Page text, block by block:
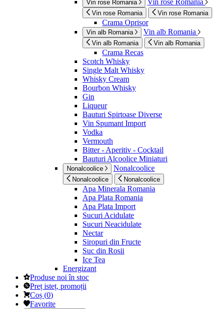
Vin rose Romania Vin rose Romania
Vin rose Romania Vin rose Romania
Crama Oprisor
Vin alb Romania Vin alb Romania
Vin alb Romania Vin alb Romania
Crama Recas
Scotch Whisky
Single Malt Whisky
Whisky Cream
Bourbon Whisky
Gin
Liqueur
Bauturi Spirtoase Diverse
Vin Spumant Import
Vodka
Vermouth
Bitter - Aperitiv - Cocktail
Bauturi Alcoolice Miniaturi
Nonalcoolice Nonalcoolice
Nonalcoolice Nonalcoolice
Apa Minerala Romania
Apa Plata Romania
Apa Plata Import
Sucuri Acidulate
Sucuri Neacidulate
Nectar
Siropuri din Fructe
Suc din Rosii
Ice Tea
Energizant
Produse noi în stoc
Preț isteț, promoții
Coș (0)
Favorite